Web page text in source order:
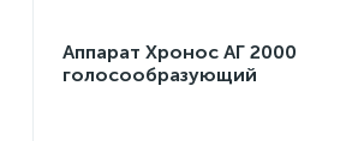
Аппарат Хронос АГ 2000
голосообразующий